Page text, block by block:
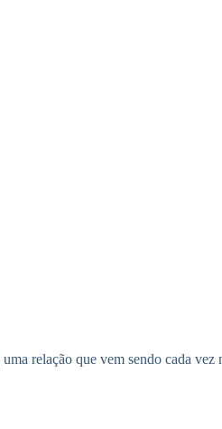
relação que vem sendo cada vez